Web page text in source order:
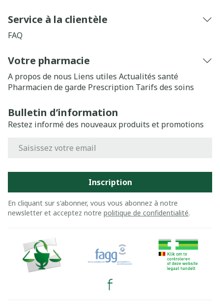
Service à la clientèle
FAQ
Votre pharmacie
A propos de nous Liens utiles Actualités santé
Pharmacien de garde Prescription Tarifs des soins
Bulletin d’information
Restez informé des nouveaux produits et promotions
Inscription
En cliquant sur s'abonner, vous vous abonnez à notre
newsletter et acceptez notre politique de confidentialité.